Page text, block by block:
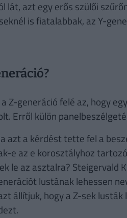
lát, azt egy erős szülői
is fiatalabbak, az Y-
Z-generáció felé az, hogy
Erről külön
azt a kérdést tette fel a
e az e korosztályhoz
le az asztalra? Steigervald
lustának lehessen
állítjuk, hogy a Z-sek